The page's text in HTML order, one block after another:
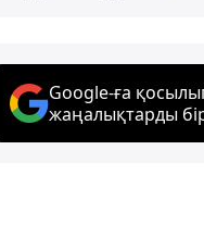
Google-ға
жаңалықтарды